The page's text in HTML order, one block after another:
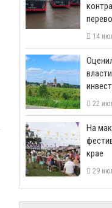
14
22
На
крае
29